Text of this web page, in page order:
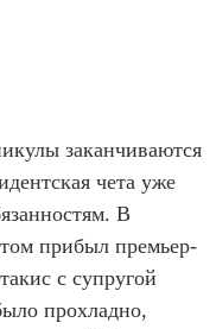
заканчиваются
чета уже
В
прибыл премьер-
с супругой
прохладно,